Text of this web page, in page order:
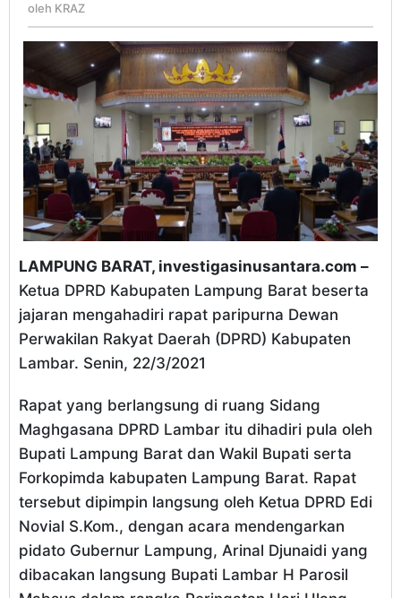
oleh KRAZ
LAMPUNG BARAT, investigasinusantara.com –
Ketua DPRD Kabupaten Lampung Barat beserta
jajaran mengahadiri rapat paripurna Dewan
Perwakilan Rakyat Daerah (DPRD) Kabupaten
Lambar. Senin, 22/3/2021
Rapat yang berlangsung di ruang Sidang
Maghgasana DPRD Lambar itu dihadiri pula oleh
Bupati Lampung Barat dan Wakil Bupati serta
Forkopimda kabupaten Lampung Barat. Rapat
tersebut dipimpin langsung oleh Ketua DPRD Edi
Novial S.Kom., dengan acara mendengarkan
pidato Gubernur Lampung, Arinal Djunaidi yang
dibacakan langsung Bupati Lambar H Parosil